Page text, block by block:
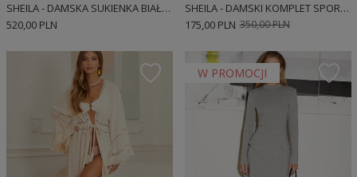
SHEILA - DAMSKA SUKIENKA BIAŁA KLASYCZNA PROSTA Z GUZIKAMI MINI 'SOFI'
520,00 PLN
SHEILA - DAMSKI KOMPLET SPORTOWY TOP I LEGINSY W KOLORZE BEŻOWYM 'MAESTIC'
350,00 PLN
175,00 PLN
W PROMOCJI